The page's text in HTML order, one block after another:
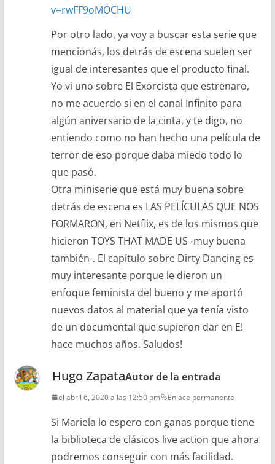
v=rwFF9oMOCHU
Por otro lado, ya voy a buscar esta serie que
mencionás, los detrás de escena suelen ser
igual de interesantes que el producto final.
Yo vi uno sobre El Exorcista que estrenaro,
no me acuerdo si en el canal Infinito para
algún aniversario de la cinta, y te digo, no
entiendo como no han hecho una película de
terror de eso porque daba miedo todo lo
que pasó.
Otra miniserie que está muy buena sobre
detrás de escena es LAS PELÍCULAS QUE NOS
FORMARON, en Netflix, es de los mismos que
hicieron TOYS THAT MADE US -muy buena
también-. El capítulo sobre Dirty Dancing es
muy interesante porque le dieron un
enfoque feminista del bueno y me aportó
nuevos datos al material que ya tenía visto
de un documental que supieron dar en E!
hace muchos años. Saludos!
Hugo ZapataAutor de la entrada
el abril 6, 2020 a las 12:50 pm Enlace permanente
Si Mariela lo espero con ganas porque tiene
la biblioteca de clásicos live action que ahora
podremos conseguir con más facilidad.